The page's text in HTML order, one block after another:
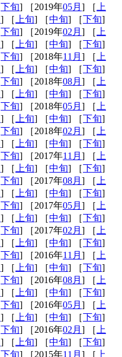
下旬] ［2019年05月 ] ［ 上
] ［ 上旬] ［中旬] ［下旬]
下旬] ［2019年02月 ] ［ 上
] ［ 上旬] ［中旬] ［下旬]
下旬] ［2018年11月 ] ［ 上
] ［ 上旬] ［中旬] ［下旬]
下旬] ［2018年08月 ] ［ 上
] ［ 上旬] ［中旬] ［下旬]
下旬] ［2018年05月 ] ［ 上
] ［ 上旬] ［中旬] ［下旬]
下旬] ［2018年02月 ] ［ 上
] ［ 上旬] ［中旬] ［下旬]
下旬] ［2017年11月 ] ［ 上
] ［ 上旬] ［中旬] ［下旬]
下旬] ［2017年08月 ] ［ 上
] ［ 上旬] ［中旬] ［下旬]
下旬] ［2017年05月 ] ［ 上
] ［ 上旬] ［中旬] ［下旬]
下旬] ［2017年02月 ] ［ 上
] ［ 上旬] ［中旬] ［下旬]
下旬] ［2016年11月 ] ［ 上
] ［ 上旬] ［中旬] ［下旬]
下旬] ［2016年08月 ] ［ 上
] ［ 上旬] ［中旬] ［下旬]
下旬] ［2016年05月 ] ［ 上
] ［ 上旬] ［中旬] ［下旬]
下旬] ［2016年02月 ] ［ 上
] ［ 上旬] ［中旬] ［下旬]
下旬] ［2015年11月 ] ［ 上